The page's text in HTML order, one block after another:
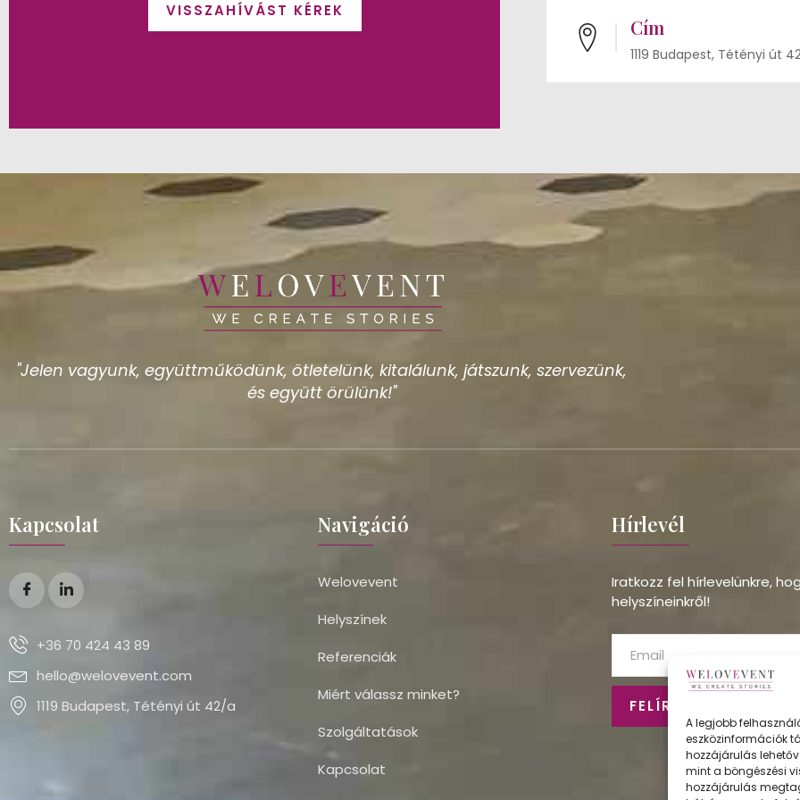
A legjobb
eszközinformációk
hozzájárulás
mint a böngészési
hozzájárulás
VISSZAHÍVÁST KÉREK
Cím
1119 Budapest, Tétényi út
"Jelen vagyunk, együttműködünk, ötletelünk, kitalálunk, játszunk, szervezünk,
és együtt örülünk!"
Kapcsolat
+36 70 424 43 89
hello@welovevent.com
1119 Budapest, Tétényi út 42/a
Navigáció
Welovevent
Helyszínek
Referenciák
Miért válassz minket?
Szolgáltatások
Kapcsolat
Hírlevél
Iratkozz fel hírlevelünkre,
helyszíneinkről!
FELÍRATKOZÁS